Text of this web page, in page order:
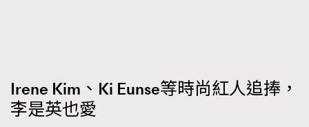
Irene Kim、Ki Eunse等時尚紅人追捧，
李是英也愛